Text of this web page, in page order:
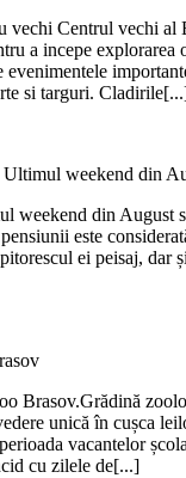
vechi Centrul vechi al
a incepe explorarea
evenimentele
si targuri.
Ultimul weekend din
weekend din August
este
ei peisaj, dar
Brasov.Grădină
unică în cușca
vacantelor
cu zilele de[...]